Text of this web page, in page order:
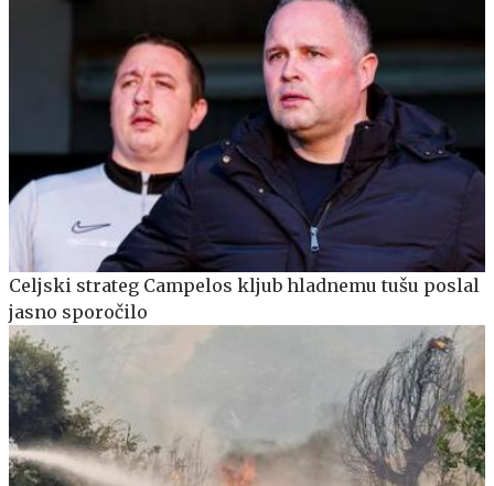
Celjski strateg Campelos kljub hladnemu tušu poslal
jasno sporočilo